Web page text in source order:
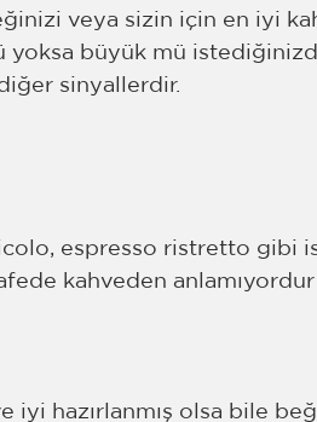
veya sizin için en iyi
yoksa büyük mü
diğer sinyallerdir.
espresso ristretto gibi
kahveden
iyi hazırlanmış olsa bile